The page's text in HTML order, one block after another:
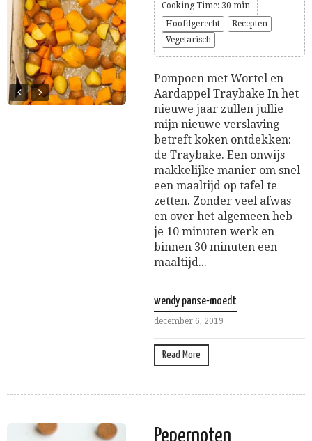
Cooking Time: 30 min
Hoofdgerecht
Recepten
Vegetarisch
Pompoen met Wortel en
Aardappel Traybake In het
nieuwe jaar zullen jullie
mijn nieuwe verslaving
betreft koken ontdekken:
de Traybake. Een onwijs
makkelijke manier om snel
een maaltijd op tafel te
zetten. Zonder veel afwas
en over het algemeen heb
je 10 minuten werk en
binnen 30 minuten een
maaltijd...
wendy panse-moedt
december 6, 2019
Read More
Pepernoten